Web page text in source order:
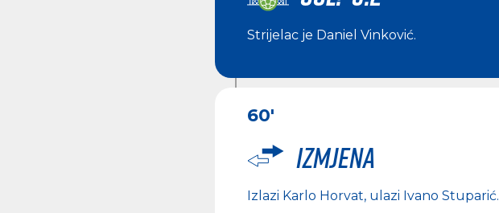
Strijelac je Daniel Vinković.
60'
Izmjena
Izlazi Karlo Horvat, ulazi Ivano Stuparić.